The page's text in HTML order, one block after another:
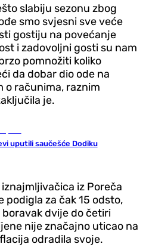
slabiju sezonu zbog
smo svjesni sve veće
gostiju na povećanje
i zadovoljni gosti su nam
pomnožiti koliko
da dobar dio ode na
o računima, raznim
je.
uputili saučešće Dodiku
iz Poreča
podigla za čak 15 odsto,
boravak dvije do četiri
nije značajno uticao na
odradila svoje.